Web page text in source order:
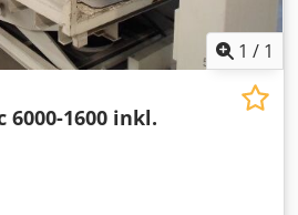
1 / 1
6000-1600 inkl.